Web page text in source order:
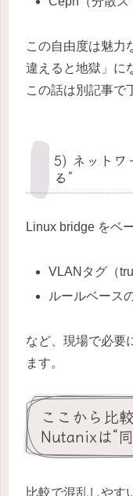
この自由度は魅力
違えると地獄」に
この話は別記事で
5) ネットワ
る”
Linux bridge をベ
VLANタグ（
ルールベース
など、現場で必要
ます。
ここから比
Nutanixは“
比較で混乱しやす